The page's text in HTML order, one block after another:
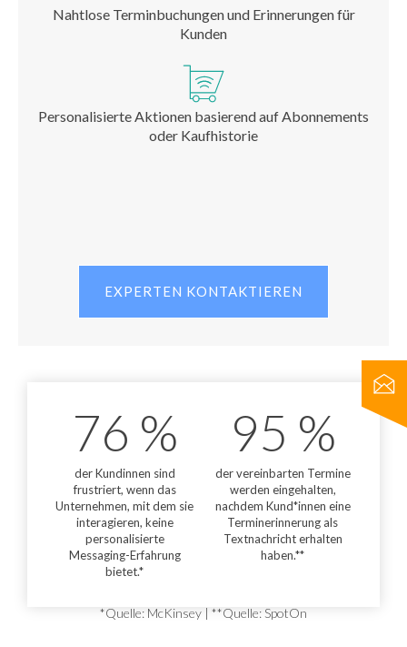
Nahtlose Terminbuchungen und Erinnerungen für
Kunden
Personalisierte Aktionen basierend auf Abonnements
oder Kaufhistorie
EXPERTEN KONTAKTIEREN
der Kundinnen sind
frustriert, wenn das
Unternehmen, mit dem sie
interagieren, keine
personalisierte
Messaging-Erfahrung
bietet.*
76 %
der vereinbarten Termine
werden eingehalten,
nachdem Kund*innen eine
Terminerinnerung als
Textnachricht erhalten
haben.**
95 %
*Quelle: McKinsey | **Quelle: SpotOn